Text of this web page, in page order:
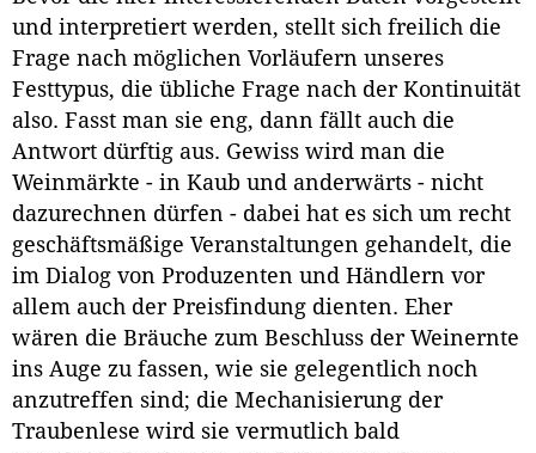
und interpretiert werden, stellt sich freilich die
Frage nach möglichen Vorläufern unseres
Festtypus, die übliche Frage nach der Kontinuität
also. Fasst man sie eng, dann fällt auch die
Antwort dürftig aus. Gewiss wird man die
Weinmärkte - in Kaub und anderwärts - nicht
dazurechnen dürfen - dabei hat es sich um recht
geschäftsmäßige Veranstaltungen gehandelt, die
im Dialog von Produzenten und Händlern vor
allem auch der Preisfindung dienten. Eher
wären die Bräuche zum Beschluss der Weinernte
ins Auge zu fassen, wie sie gelegentlich noch
anzutreffen sind; die Mechanisierung der
Traubenlese wird sie vermutlich bald